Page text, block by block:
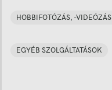
HOBBIFOTÓZÁS, -VIDEÓZÁS
EGYÉB SZOLGÁLTATÁSOK